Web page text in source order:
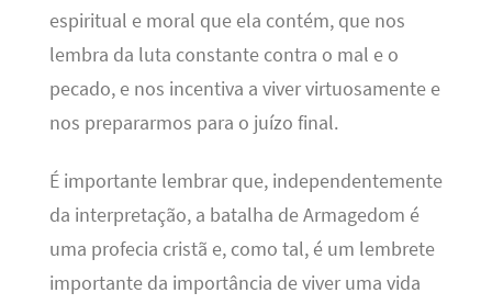
espiritual e moral que ela contém, que nos
lembra da luta constante contra o mal e o
pecado, e nos incentiva a viver virtuosamente e
nos prepararmos para o juízo final.
É importante lembrar que, independentemente
da interpretação, a batalha de Armagedom é
uma profecia cristã e, como tal, é um lembrete
importante da importância de viver uma vida